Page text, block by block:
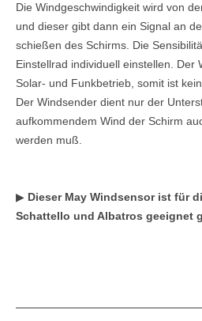
Die Windgeschwindigkeit wird von
und dieser gibt dann ein Signal an
schießen des Schirms. Die
Einstellrad individuell einstellen. Der
Solar- und Funkbetrieb, somit ist
Der Windsender dient nur der
aufkommendem Wind der Schirm
werden muß.
▶ Dieser May Windsensor ist für
Schattello und Albatros geeignet